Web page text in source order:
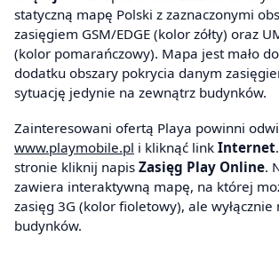
statyczną mapę Polski z zaznaczonymi
zasięgiem GSM/EDGE (kolor zółty) oraz
(kolor pomarańczowy). Mapa jest mało
dodatku obszary pokrycia danym
sytuację jedynie na zewnątrz budynków.
Zainteresowani ofertą Playa powinni
www.playmobile.pl i kliknąć link Internet
stronie kliknij napis Zasięg Play Online.
zawiera interaktywną mapę, na której
zasięg 3G (kolor fioletowy), ale wyłącznie
budynków.